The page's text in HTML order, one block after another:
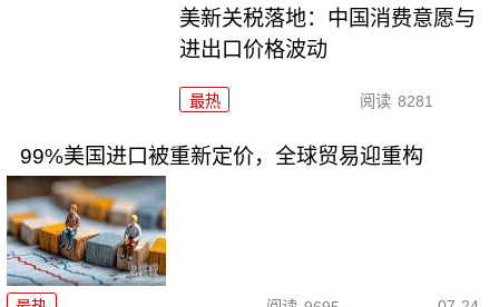
美新关税落地：中国消费意愿与
进出口价格波动
最热 阅读 8281
99%美国进口被重新定价，全球贸易迎重构